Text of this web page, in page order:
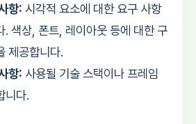
항: 시각적 요소에 대한 요구 사항
. 색상, 폰트, 레이아웃 등에 대한 구
제공합니다.
항: 사용될 기술 스택이나 프레임
니다.